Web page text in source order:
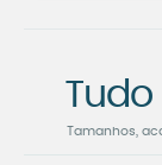
Tamanhos,